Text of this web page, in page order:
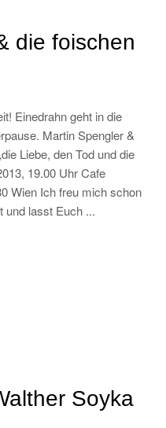
die foischen
Einedrahn geht in die
Martin Spengler &
Liebe, den Tod und die
19.00 Uhr Cafe
Wien Ich freu mich schon
und lasst Euch ...
Soyka